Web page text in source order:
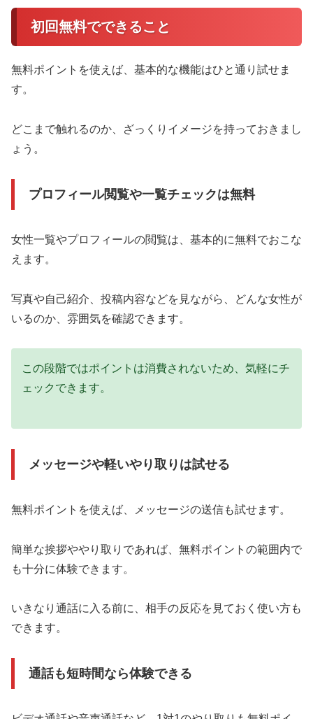
初回無料でできること
無料ポイントを使えば、基本的な機能はひと通り試せま
す。
どこまで触れるのか、ざっくりイメージを持っておきまし
ょう。
プロフィール閲覧や一覧チェックは無料
女性一覧やプロフィールの閲覧は、基本的に無料でおこな
えます。
写真や自己紹介、投稿内容などを見ながら、どんな女性が
いるのか、雰囲気を確認できます。
この段階ではポイントは消費されないため、気軽にチ
ェックできます。
メッセージや軽いやり取りは試せる
無料ポイントを使えば、メッセージの送信も試せます。
簡単な挨拶ややり取りであれば、無料ポイントの範囲内で
も十分に体験できます。
いきなり通話に入る前に、相手の反応を見ておく使い方も
できます。
通話も短時間なら体験できる